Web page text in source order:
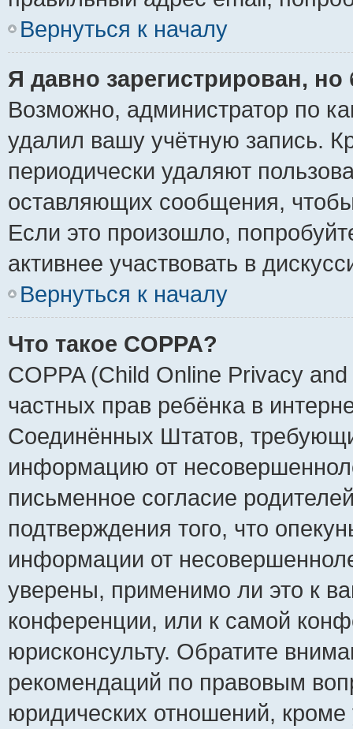
Вернуться к началу
Я давно зарегистрирован,
Возможно, администратор по
удалил вашу учётную запись.
периодически удаляют
оставляющих сообщения,
Если это произошло,
активнее участвовать в
Вернуться к началу
Что такое COPPA?
COPPA (Child Online Privacy
частных прав ребёнка в
Соединённых Штатов,
информацию от
письменное согласие
подтверждения того, что
информации от
уверены, применимо ли это к
конференции, или к самой
юрисконсульту. Обратите
рекомендаций по правовым
юридических отношений,